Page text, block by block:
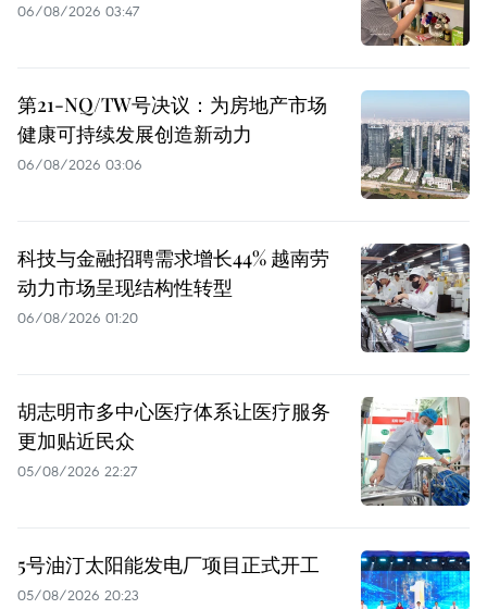
06/08/2026 03:47
第21-NQ/TW号决议：为房地产市场
健康可持续发展创造新动力
06/08/2026 03:06
科技与金融招聘需求增长44% 越南劳
动力市场呈现结构性转型
06/08/2026 01:20
胡志明市多中心医疗体系让医疗服务
更加贴近民众
05/08/2026 22:27
5号油汀太阳能发电厂项目正式开工
05/08/2026 20:23